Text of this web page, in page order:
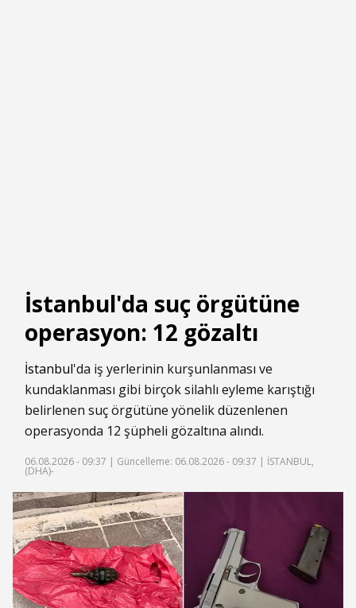
İstanbul'da suç örgütüne
operasyon: 12 gözaltı
İstanbul'da iş yerlerinin kurşunlanması ve
kundaklanması gibi birçok silahlı eyleme karıştığı
belirlenen suç örgütüne yönelik düzenlenen
operasyonda 12 şüpheli gözaltına alındı.
06.08.2026 - 09:37 | Güncelleme: 06.08.2026 - 09:37 | İSTANBUL,
(DHA)-